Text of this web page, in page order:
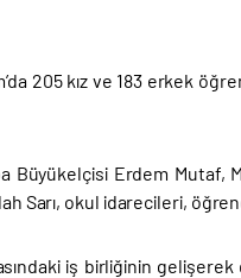
205 kız ve 183 erkek
Erdem Mutaf,
Sarı, okul idarecileri,
iş birliğinin